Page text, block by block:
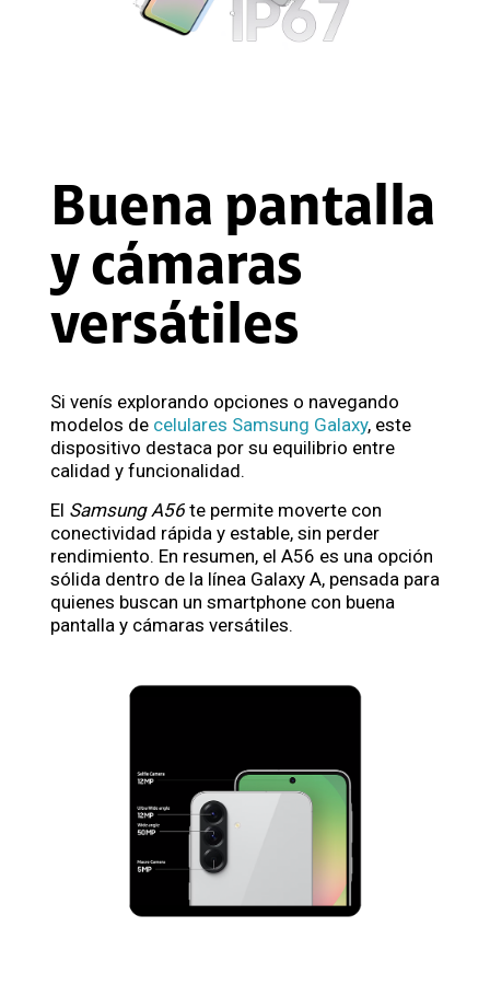
Buena pantalla
y cámaras
versátiles
Si venís explorando opciones o navegando
modelos de celulares Samsung Galaxy, este
dispositivo destaca por su equilibrio entre
calidad y funcionalidad.
El Samsung A56 te permite moverte con
conectividad rápida y estable, sin perder
rendimiento. En resumen, el A56 es una opción
sólida dentro de la línea Galaxy A, pensada para
quienes buscan un smartphone con buena
pantalla y cámaras versátiles.